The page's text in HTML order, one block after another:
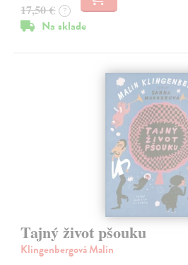
17,50 € ?
Na sklade
Tajný život pšouku
Klingenbergová Malin